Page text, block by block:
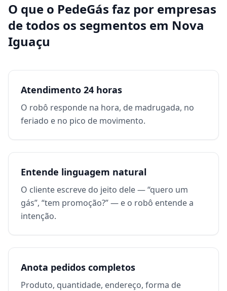
O que o PedeGás faz por empresas
de todos os segmentos em Nova
Iguaçu
Atendimento 24 horas
O robô responde na hora, de madrugada, no
feriado e no pico de movimento.
Entende linguagem natural
O cliente escreve do jeito dele — “quero um
gás”, “tem promoção?” — e o robô entende a
intenção.
Anota pedidos completos
Produto, quantidade, endereço, forma de